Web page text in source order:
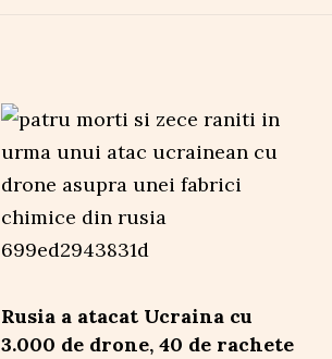
Rusia a atacat Ucraina cu
3.000 de drone, 40 de rachete